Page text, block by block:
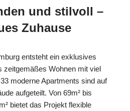
und stilvoll –
Zuhause
entsteht ein exklusives
zeitgemäßes Wohnen mit viel
moderne Apartments sind auf
aufgeteilt. Von 69m² bis
bietet das Projekt flexible